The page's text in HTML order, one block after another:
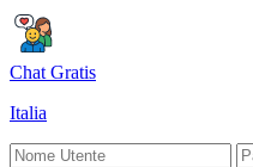
Chat Gratis
Italia